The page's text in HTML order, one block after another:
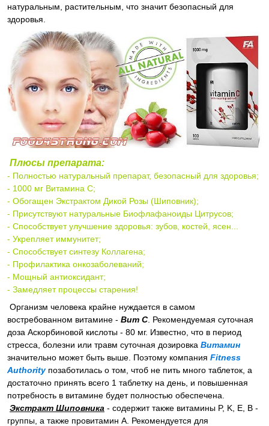
натуральным, растительным, что значит безопасный для
здоровья.
Плюсы препарата:
- Полностью натуральный препарат, безопасный для здоровья;
- 1000 мг Витамина С;
- Обогащен Экстрактом Дикой Розы (Шиповник);
- Присутствуют натуральные Биофлафаноиды Цитрусов;
- Способствует улучшение здоровья: зубов, костей, ясен...
- Укрепляет иммунитет;
- Способствует синтезу Коллагена;
- Профилактика онкозаболеваний;
- Мощный антиоксидант;
- Замедляет процессы старения!
Организм человека крайне нуждается в самом
востребованном витамине - Вит С. Рекомендуемая суточная
доза Аскорбиновой кислоты - 80 мг. Известно, что в период
стресса, болезни или травм суточная дозировка Витамин
значительно может быть выше. Поэтому компания Fitness
Authorityпозаботилась о том, чтоб не пить много таблеток, а
достаточно принять всего 1 таблетку на день, и повышенная
потребность в витамине будет полностью обеспечена.
Экстракт Шиповника - содержит также витамины P, K, E, B -
группы, а также провитамин А. Рекомендуется для